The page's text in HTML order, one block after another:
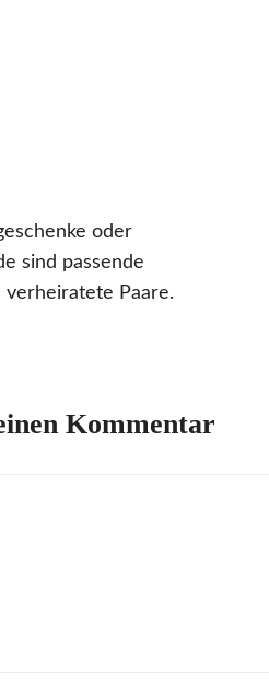
oder
sind passende
Paare.
Kommentar